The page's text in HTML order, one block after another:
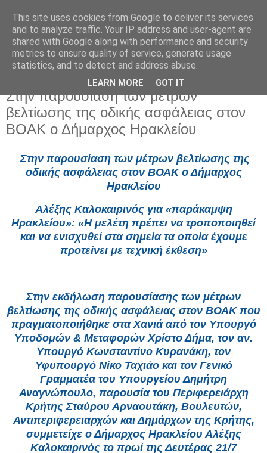
Δευτέρα 21 Ιουλίου 2025
Στην παρουσίαση των μέτρων
βελτίωσης της οδικής ασφάλειας στον
ΒΟΑΚ ο Δήμαρχος Ηρακλείου
Στην παρουσίαση των μέτρων βελτίωσης της
οδικής ασφάλειας στον ΒΟΑΚ ο Δήμαρχος
Ηρακλείου
Αλέξης Καλοκαιρινός για «παράκαμψη
Ηρακλείου»: «Η μελέτη πρέπει να τροποποιηθεί
και να ενισχυθεί στα σημεία τα οποία έχουμε
προτείνει με τεχνική έκθεση»
Στην εκδήλωση παρουσίασης των μέτρων
βελτίωσης της οδικής ασφάλειας στον ΒΟΑΚ που
πραγματοποιήθηκε στα Χανιά από τον Υπουργό
Υποδομών & Μεταφορών Χρίστο Δήμα, τον αν.
Υπουργό Κωνσταντίνο Κυρανάκη, τον
Υφυπουργό Νίκο Ταχιάο και τον Γενικό
Γραμματέα του Υπουργείου Δημήτρη
Αναγνώπουλο, παρουσία του Περιφερειάρχη
Κρήτης Σταύρου Αρναουτάκη, Βουλευτών,
Αντιπεριφερειαρχών και Δημάρχων της Κρήτης,
συμμετείχε ο Δήμαρχος Ηρακλείου Αλέξης
Καλοκαιρινός το πρωί της Δευτέρας 21/7
This site uses cookies from Google to deliver its services
and to analyze traffic. Your IP address and user-agent are
shared with Google along with performance and security
metrics to ensure quality of service, generate usage
statistics, and to detect and address abuse.
LEARN MORE GOT IT